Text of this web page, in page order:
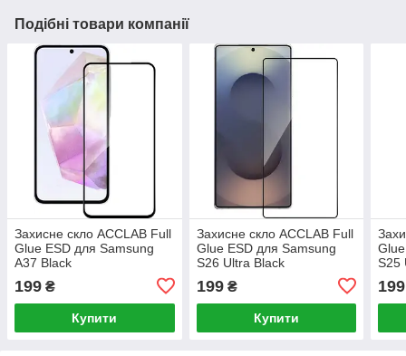
Подібні товари компанії
Захисне скло ACCLAB Full
Glue ESD для Samsung
A37 Black
199 ₴
Купити
Захисне скло ACCLAB Full
Glue ESD для Samsung
S26 Ultra Black
199₴
Купити
S25
199